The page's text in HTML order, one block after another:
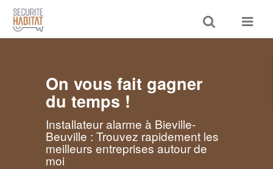
Toggle
search
Toggle
On vous fait gagner
du temps !
Installateur alarme à Bieville-
Beuville : Trouvez rapidement les
meilleurs entreprises autour de
moi